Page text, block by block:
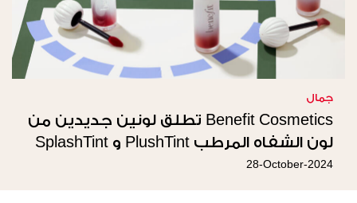
جمال
Benefit Cosmetics تطلق لونين جديدين من
لون الشفاه المرطب PlushTint و SplashTint
28-October-2024